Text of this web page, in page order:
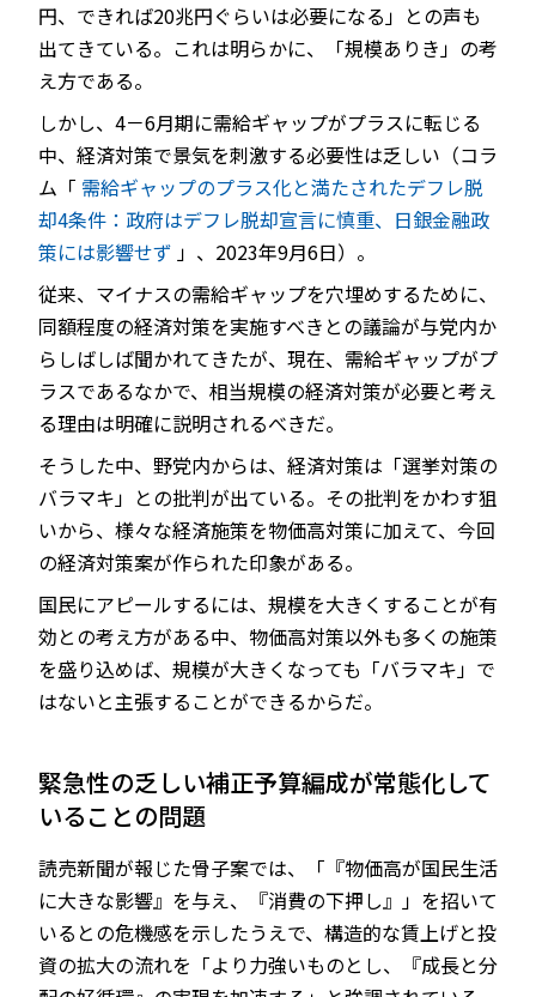
円、できれば20兆円ぐらいは必要になる」との声も
出てきている。これは明らかに、「規模ありき」の考
え方である。
しかし、4－6月期に需給ギャップがプラスに転じる
中、経済対策で景気を刺激する必要性は乏しい（コラ
ム「 需給ギャップのプラス化と満たされたデフレ脱
却4条件：政府はデフレ脱却宣言に慎重、日銀金融政
策には影響せず 」、2023年9月6日）。
従来、マイナスの需給ギャップを穴埋めするために、
同額程度の経済対策を実施すべきとの議論が与党内か
らしばしば聞かれてきたが、現在、需給ギャップがプ
ラスであるなかで、相当規模の経済対策が必要と考え
る理由は明確に説明されるべきだ。
そうした中、野党内からは、経済対策は「選挙対策の
バラマキ」との批判が出ている。その批判をかわす狙
いから、様々な経済施策を物価高対策に加えて、今回
の経済対策案が作られた印象がある。
国民にアピールするには、規模を大きくすることが有
効との考え方がある中、物価高対策以外も多くの施策
を盛り込めば、規模が大きくなっても「バラマキ」で
はないと主張することができるからだ。
緊急性の乏しい補正予算編成が常態化して
いることの問題
読売新聞が報じた骨子案では、「『物価高が国民生活
に大きな影響』を与え、『消費の下押し』」を招いて
いるとの危機感を示したうえで、構造的な賃上げと投
資の拡大の流れを「より力強いものとし、『成長と分